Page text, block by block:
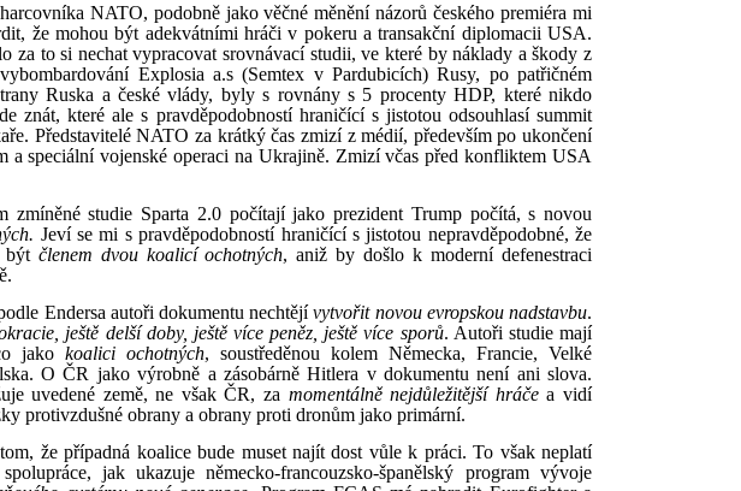
NATO, podobně jako věčné měnění názorů českého premiéra mi
že mohou být adekvátními hráči v pokeru a transakční diplomacii USA.
za to si nechat vypracovat srovnávací studii, ve které by náklady a škody z
Explosia a.s (Semtex v Pardubicích) Rusy, po patřičném
Ruska a české vlády, byly s rovnány s 5 procenty HDP, které nikdo
znát, které ale s pravděpodobností hraničící s jistotou odsouhlasí summit
Představitelé NATO za krátký čas zmizí z médií, především po ukončení
a speciální vojenské operaci na Ukrajině. Zmizí včas před konfliktem USA
zmíněné studie Sparta 2.0 počítají jako prezident Trump počítá, s novou
Jeví se mi s pravděpodobností hraničící s jistotou nepravděpodobné, že
být členem dvou koalicí ochotných, aniž by došlo k moderní defenestraci
Endersa autoři dokumentu nechtějívytvořit novou evropskou nadstavbu.
ještě delší doby, ještě více peněz, ještě více sporů. Autoři studie mají
jako koalici ochotných, soustředěnou kolem Německa, Francie, Velké
O ČR jako výrobně a zásobárně Hitlera v dokumentu není ani slova.
uvedené země, ne však ČR, za momentálně nejdůležitější hráčea vidí
protivzdušné obrany a obrany proti dronům jako primární.
že případná koalice bude muset najít dost vůle k práci. To však neplatí
jak ukazuje německo-francouzsko-španělský program vývoje